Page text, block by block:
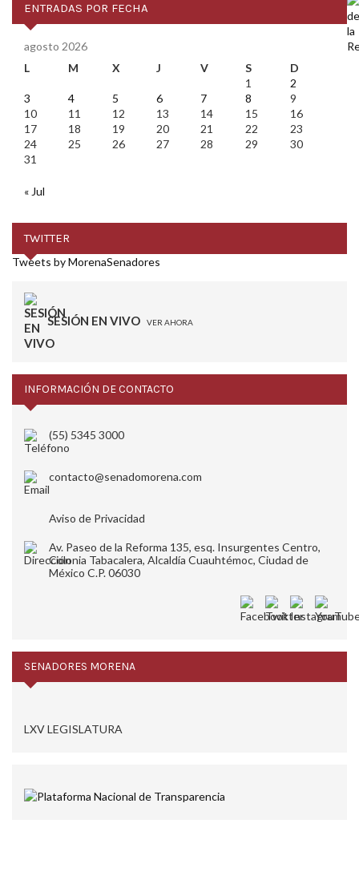
ENTRADAS POR FECHA
agosto 2026
L
M X J V S
D
1
2
3
4 5 6 7 8
9
10
11 12 13 14 15
16
17
18 19 20 21 22
23
24
25 26 27 28 29
30
31
« Jul
TWITTER
Tweets by MorenaSenadores
SESIÓN EN VIVO VER AHORA
INFORMACIÓN DE CONTACTO
(55) 5345 3000
contacto@senadomorena.com
Aviso de Privacidad
Av. Paseo de la Reforma 135, esq. Insurgentes Centro,
Colonia Tabacalera, Alcaldía Cuauhtémoc, Ciudad de
México C.P. 06030
SENADORES MORENA
LXV LEGISLATURA